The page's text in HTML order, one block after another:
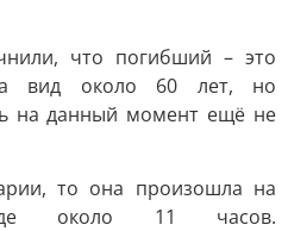
что погибший – это
вид около 60 лет, но
на данный момент ещё не
то она произошла на
около 11 часов.